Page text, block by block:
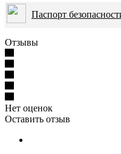
Паспорт
Отзывы
Нет оценок
Оставить отзыв